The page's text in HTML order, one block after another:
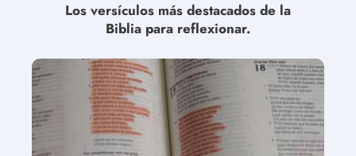
Los versículos más destacados de la
Biblia para reflexionar.